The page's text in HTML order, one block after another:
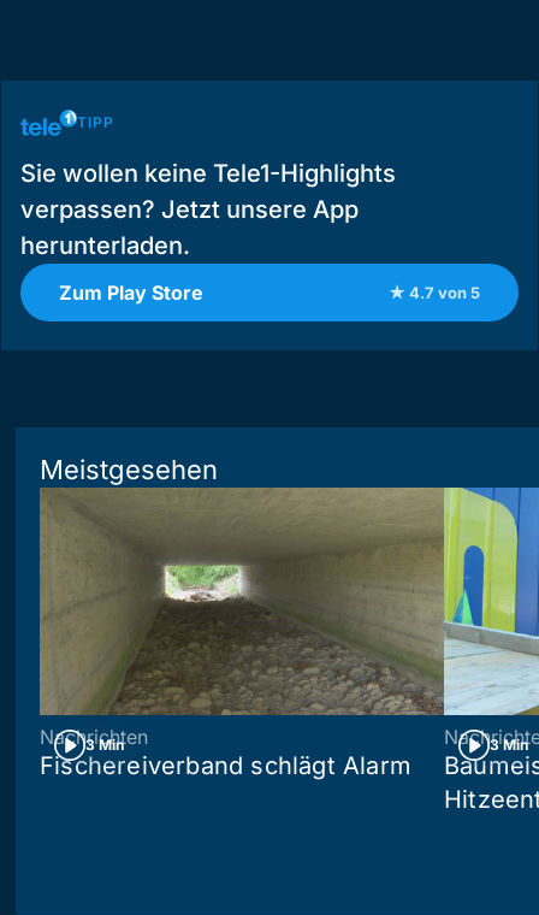
TIPP
Sie wollen keine Tele1-Highlights
verpassen? Jetzt unsere App
herunterladen.
Zum Play Store ★ 4.7 von 5
Meistgesehen
3 Min
Nachrichten
Fischereiverband schlägt Alarm
3 Min